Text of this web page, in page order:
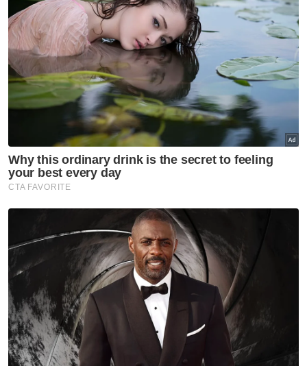
Hezeri Samsuri
Artikel Disyorkan
Nasional
Agong titah siasat Laporan RCI
Tabung Haji 'sehingga ke
Lima kawasan di Sarawak
catat IPU tidak sihat - JAS
Nasional
RS-2 gariskan 98 inisiatif pacu
Selangor 2030